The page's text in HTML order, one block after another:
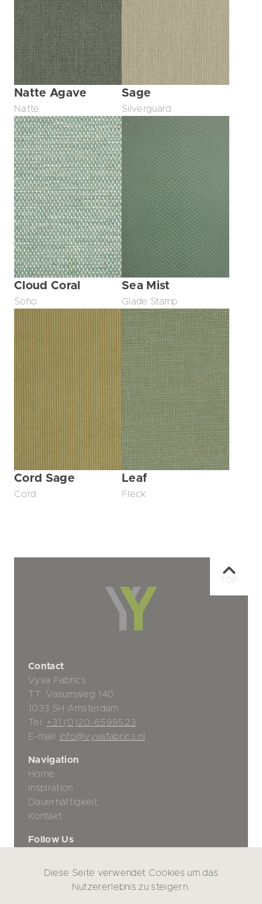
Natte Agave
Natte
Sage
Silverguard
Cloud Coral
Soho
Sea Mist
Glade Stamp
Cord Sage
Cord
Leaf
Fleck
Contact
Vyva Fabrics
TT. Vasumweg 140
1033 SH Amsterdam
Tel: +31 (0)20-6599523
E-mail: info@vyvafabrics.nl
Navigation
Home
Inspiration
Dauerhaftigkeit
Kontakt
Follow Us
Datenschutz-Bestimmungen
TOP
Diese Seite verwendet Cookies um das
Nutzererlebnis zu steigern.